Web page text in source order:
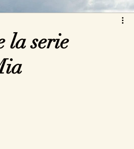
la serie